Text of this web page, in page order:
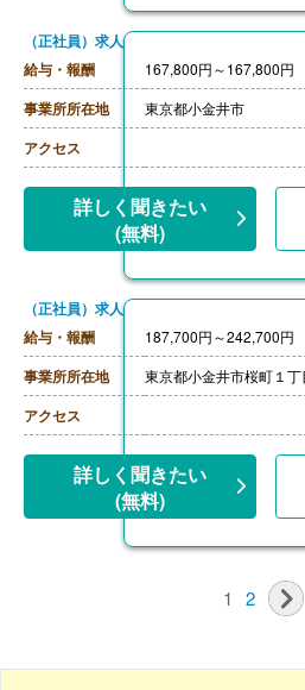
（正社員）求人
給与・報酬
167,800円～167,800円
事業所所在地 東京都小金井市
アクセス
詳しく聞きたい
(無料)
（正社員）求人
給与・報酬
187,700円～242,700円
事業所所在地 東京都小金井市桜町１
アクセス
詳しく聞きたい
(無料)
1 2